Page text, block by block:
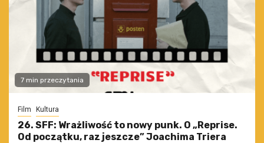
7 min przeczytania
Film Kultura
26. SFF: Wrażliwość to nowy punk. O „Reprise.
Od początku, raz jeszcze” Joachima Triera